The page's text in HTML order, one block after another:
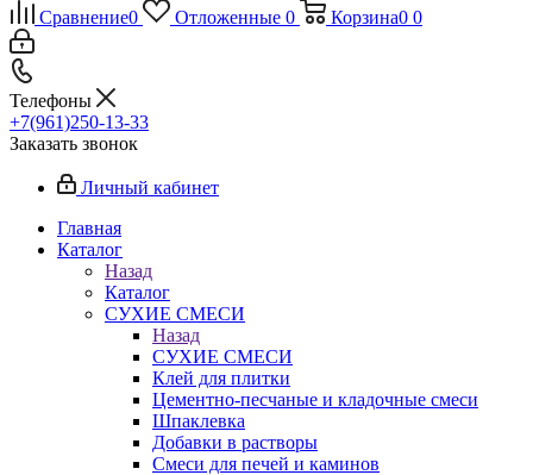
Сравнение0 Отложенные 0 Корзина0 0
Телефоны
+7(961)250-13-33
Заказать звонок
Личный кабинет
Главная
Каталог
Назад
Каталог
СУХИЕ СМЕСИ
Назад
СУХИЕ СМЕСИ
Клей для плитки
Цементно-песчаные и кладочные смеси
Шпаклевка
Добавки в растворы
Смеси для печей и каминов